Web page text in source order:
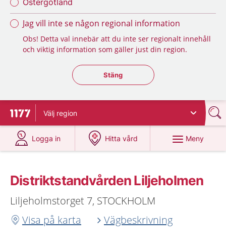
Östergötland
Jag vill inte se någon regional information
Obs! Detta val innebär att du inte ser regionalt innehåll
och viktig information som gäller just din region.
Stäng regionsväljaren
Stäng
Till startsidan för 1177
Välj region
Logga in
på 1177.se
Hitta vård
på 1177.se
Meny
Distriktstandvården Liljeholmen
Liljeholmstorget 7, STOCKHOLM
Visa på karta
Vägbeskrivning